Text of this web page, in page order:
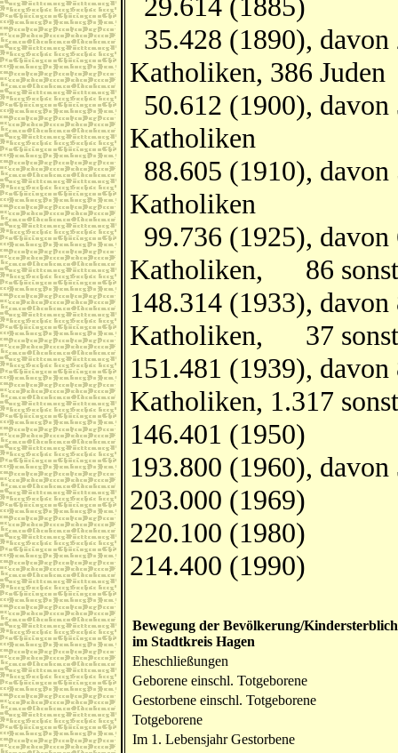
35.428 (1890),
Katholiken, 386 Juden
50.612 (1900),
Katholiken
88.605 (1910),
Katholiken
99.736 (1925),
Katholiken, 86
148.314 (1933),
Katholiken, 37
151.481 (1939),
Katholiken, 1.317
146.401 (1950)
193.800 (1960),
203.000 (1969)
220.100 (1980)
214.400 (1990)
Bewegung der Bevölkerung/
im Stadtkreis Hagen
Eheschließungen
Geborene einschl. Totgeborene
Gestorbene einschl. Totgeborene
Totgeborene
Im 1. Lebensjahr Gestorbene